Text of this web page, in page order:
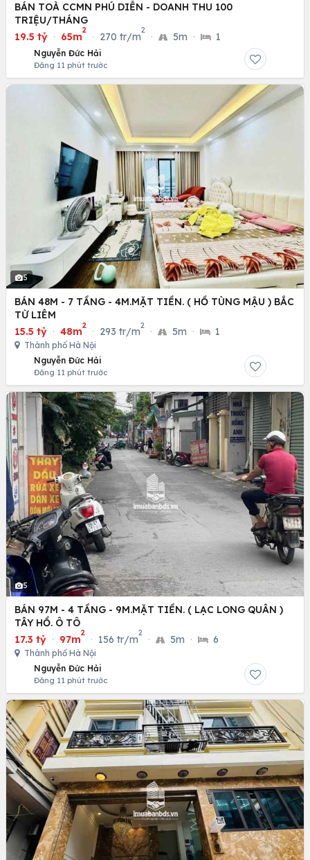
BÁN TOÀ CCMN PHÚ DIỄN - DOANH THU 100
TRIỆU/THÁNG
19.5 tỷ · 65m
2
· 270 tr/m
2
· 5m · 1
Nguyễn Đức Hải
Đăng 11 phút trước
5
BÁN 48M - 7 TẦNG - 4M.MẶT TIỀN. ( HỒ TÙNG MẬU ) BẮC
TỪ LIÊM
15.5 tỷ · 48m
2
· 293 tr/m
2
· 5m · 1
Thành phố Hà Nội
Nguyễn Đức Hải
Đăng 11 phút trước
5
BÁN 97M - 4 TẦNG - 9M.MẶT TIỀN. ( LẠC LONG QUÂN )
TÂY HỒ. Ô TÔ
17.3 tỷ · 97m
2
· 156 tr/m
2
· 5m · 6
Thành phố Hà Nội
Nguyễn Đức Hải
Đăng 11 phút trước